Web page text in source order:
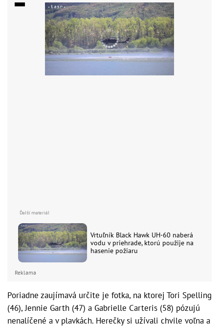
Vrtuľník Black Hawk UH-60 naberá
vodu v priehrade, ktorú použije na
hasenie požiaru
Reklama
Poriadne zaujímavá určite je fotka, na ktorej Tori Spelling
(46), Jennie Garth (47) a Gabrielle Carteris (58) pózujú
nenalíčené a v plavkách. Herečky si užívali chvile voľna a